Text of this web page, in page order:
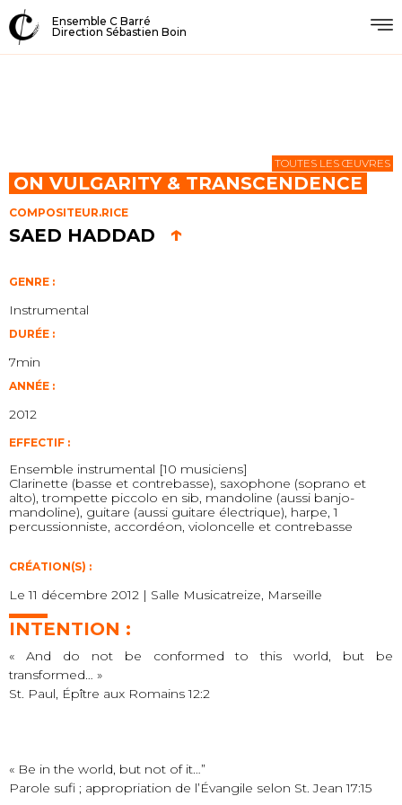
Ensemble C Barré
Direction Sébastien Boin
ON VULGARITY & TRANSCENDENCE
COMPOSITEUR.RICE
SAED HADDAD ↑
TOUTES LES ŒUVRES
GENRE :
Instrumental
DURÉE :
7min
ANNÉE :
2012
EFFECTIF :
Ensemble instrumental [10 musiciens]
Clarinette (basse et contrebasse), saxophone (soprano et
alto), trompette piccolo en sib, mandoline (aussi banjo-
mandoline), guitare (aussi guitare électrique), harpe, 1
percussionniste, accordéon, violoncelle et contrebasse
CRÉATION(S) :
Le 11 décembre 2012 | Salle Musicatreize, Marseille
INTENTION :
« And do not be conformed to this world, but be
transformed… »
St. Paul, Épître aux Romains 12:2
« Be in the world, but not of it…”
Parole sufi ; appropriation de l’Évangile selon St. Jean 17:15